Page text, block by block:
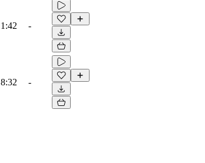
1:42 -
8:32 -